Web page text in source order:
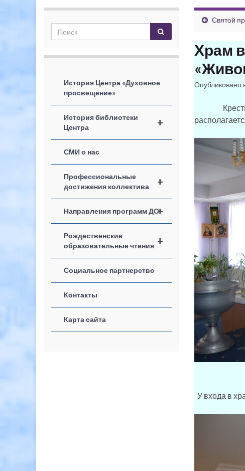
История Центра «Духовное
просвещение»
+
История библиотеки
Центра
СМИ о нас
+
Профессиональные
достижения коллектива
+
Направления программ ДО
+
Рождественские
образовательные чтения
Социальное партнерство
Контакты
Карта сайта
Святой
Храм
Опубликовано
У входа в